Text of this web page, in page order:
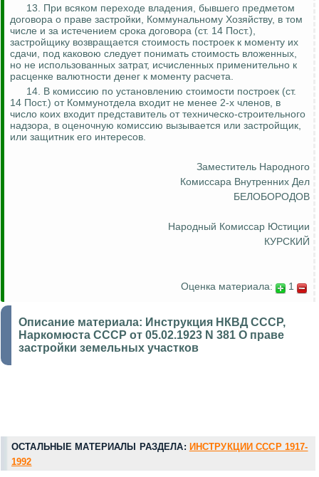
13. При всяком переходе владения, бывшего предметом
договора о праве застройки, Коммунальному Хозяйству, в том
числе и за истечением срока договора (ст. 14 Пост.),
застройщику возвращается стоимость построек к моменту их
сдачи, под каковою следует понимать стоимость вложенных,
но не использованных затрат, исчисленных применительно к
расценке валютности денег к моменту расчета.
14. В комиссию по установлению стоимости построек (ст.
14 Пост.) от Коммунотдела входит не менее 2-х членов, в
число коих входит представитель от техническо-строительного
надзора, в оценочную комиссию вызывается или застройщик,
или защитник его интересов.
Заместитель Народного
Комиссара Внутренних Дел
БЕЛОБОРОДОВ
Народный Комиссар Юстиции
КУРСКИЙ
Оценка материала: 1
Описание материала: Инструкция НКВД СССР,
Наркомюста СССР от 05.02.1923 N 381 О праве
застройки земельных участков
ОСТАЛЬНЫЕ МАТЕРИАЛЫ РАЗДЕЛА: ИНСТРУКЦИИ СССР 1917-
1992